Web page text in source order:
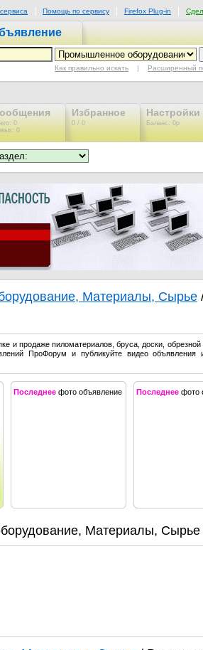
Помощь по сервису Firefox Plug-in
Как правильно искать | Расширенный
0
0
Избранное
0 / 0
Настройки
Баланс: 0р
Материалы, Сырье
и продаже пиломатериалов, бруса, доски,
ПроФорум и публикуйте видео объявления
Последнее фото объявление Последнее фото
Материалы, Сырье